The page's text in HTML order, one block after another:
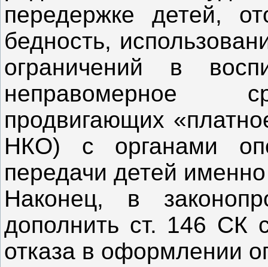
передержке детей,
бедность,
ограничений в
неправомерное
продвигающих
НКО) с органами
передачи детей
Наконец, в
дополнить ст. 146 СК
отказа в оформлении